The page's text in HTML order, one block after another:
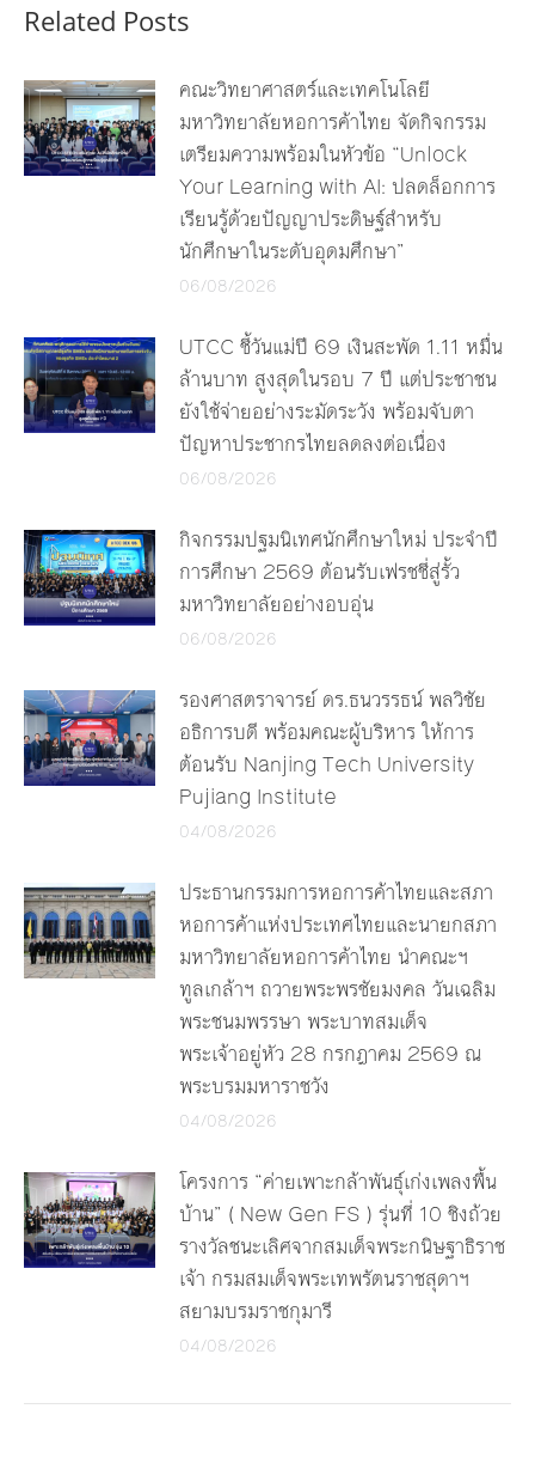
Related Posts
คณะวิทยาศาสตร์และเทคโนโลยี
มหาวิทยาลัยหอการค้าไทย จัดกิจกรรม
เตรียมความพร้อมในหัวข้อ “Unlock
Your Learning with AI: ปลดล็อกการ
เรียนรู้ด้วยปัญญาประดิษฐ์สำหรับ
นักศึกษาในระดับอุดมศึกษา”
06/08/2026
UTCC ชี้วันแม่ปี 69 เงินสะพัด 1.11 หมื่น
ล้านบาท สูงสุดในรอบ 7 ปี แต่ประชาชน
ยังใช้จ่ายอย่างระมัดระวัง พร้อมจับตา
ปัญหาประชากรไทยลดลงต่อเนื่อง
06/08/2026
กิจกรรมปฐมนิเทศนักศึกษาใหม่ ประจำปี
การศึกษา 2569 ต้อนรับเฟรชชี่สู่รั้ว
มหาวิทยาลัยอย่างอบอุ่น
06/08/2026
รองศาสตราจารย์ ดร.ธนวรรธน์ พลวิชัย
อธิการบดี พร้อมคณะผู้บริหาร ให้การ
ต้อนรับ Nanjing Tech University
Pujiang Institute
04/08/2026
ประธานกรรมการหอการค้าไทยและสภา
หอการค้าแห่งประเทศไทยและนายกสภา
มหาวิทยาลัยหอการค้าไทย นำคณะฯ
ทูลเกล้าฯ ถวายพระพรชัยมงคล วันเฉลิม
พระชนมพรรษา พระบาทสมเด็จ
พระเจ้าอยู่หัว 28 กรกฎาคม 2569 ณ
พระบรมมหาราชวัง
04/08/2026
โครงการ “ค่ายเพาะกล้าพันธุ์เก่งเพลงพื้น
บ้าน” ( New Gen FS ) รุ่นที่ 10 ชิงถ้วย
รางวัลชนะเลิศจากสมเด็จพระกนิษฐาธิราช
เจ้า กรมสมเด็จพระเทพรัตนราชสุดาฯ
สยามบรมราชกุมารี
04/08/2026